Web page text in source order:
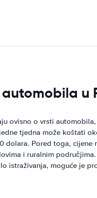
u
ovisno o vrsti
tjedna može koštati
dolara. Pored toga,
i ruralnim
istraživanja, moguće je